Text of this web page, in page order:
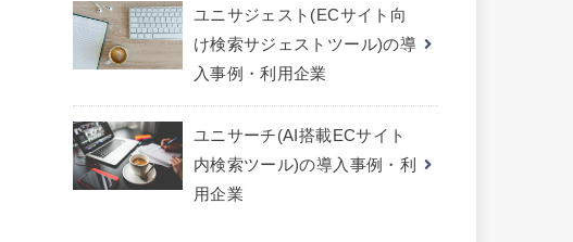
ユニサジェスト(ECサイト向
け検索サジェストツール)の導
入事例・利用企業
ユニサーチ(AI搭載ECサイト
内検索ツール)の導入事例・利
用企業